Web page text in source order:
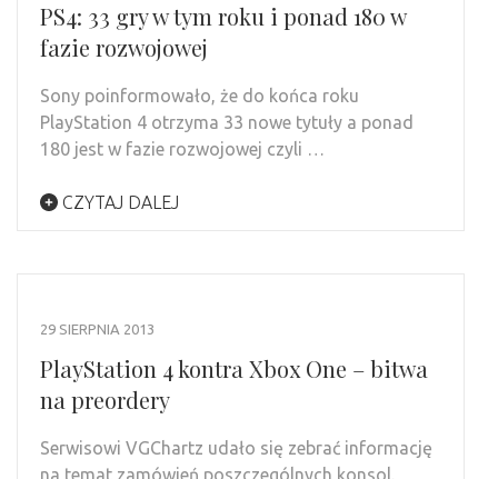
PS4: 33 gry w tym roku i ponad 180 w
fazie rozwojowej
Sony poinformowało, że do końca roku
PlayStation 4 otrzyma 33 nowe tytuły a ponad
180 jest w fazie rozwojowej czyli …
CZYTAJ DALEJ
29 SIERPNIA 2013
PlayStation 4 kontra Xbox One – bitwa
na preordery
Serwisowi VGChartz udało się zebrać informację
na temat zamówień poszczególnych konsol.